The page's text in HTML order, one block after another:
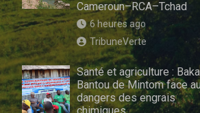
Cameroun–RCA–Tchad
6 heures ago
TribuneVerte
Santé et agriculture :
Bantou de Mintom face
dangers des engrais